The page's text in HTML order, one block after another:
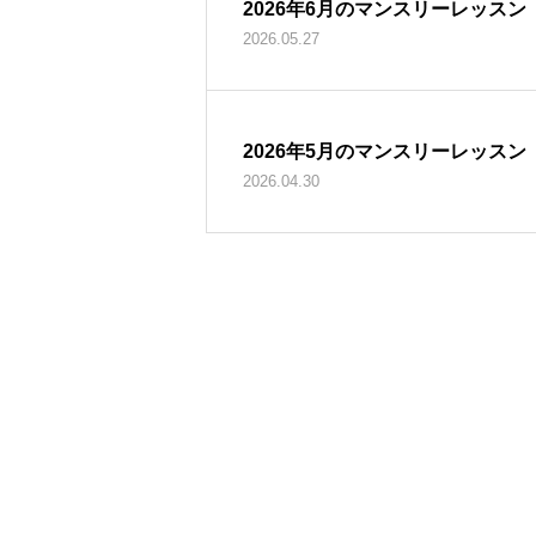
2026年6月のマンスリーレッス
2026.05.27
2026年5月のマンスリーレッス
2026.04.30